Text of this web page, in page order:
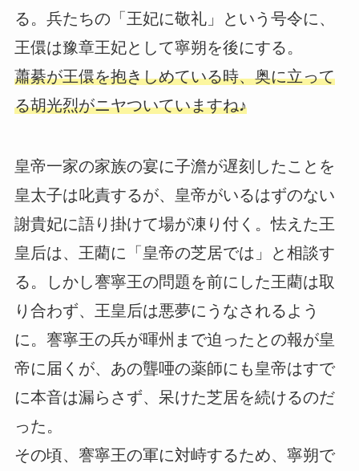
る。兵たちの「王妃に敬礼」という号令に、
王儇は豫章王妃として寧朔を後にする。
蕭綦が王儇を抱きしめている時、奥に立って
る胡光烈がニヤついていますね♪
皇帝一家の家族の宴に子澹が遅刻したことを
皇太子は叱責するが、皇帝がいるはずのない
謝貴妃に語り掛けて場が凍り付く。怯えた王
皇后は、王藺に「皇帝の芝居では」と相談す
る。しかし謇寧王の問題を前にした王藺は取
り合わず、王皇后は悪夢にうなされるよう
に。謇寧王の兵が暉州まで迫ったとの報が皇
帝に届くが、あの聾唖の薬師にも皇帝はすで
に本音は漏らさず、呆けた芝居を続けるのだ
った。
その頃、謇寧王の軍に対峙するため、寧朔で